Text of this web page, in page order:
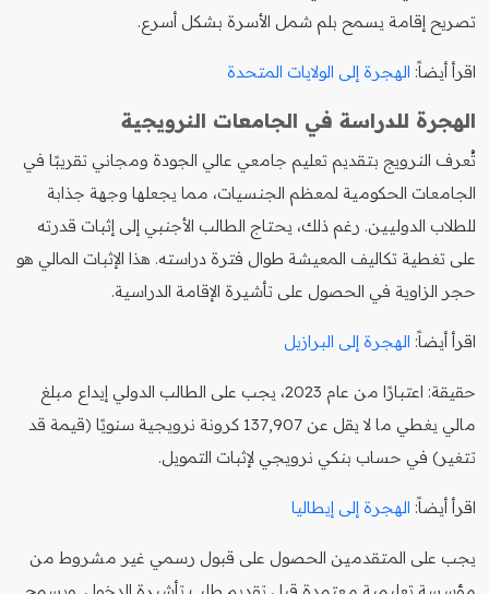
تصريح إقامة يسمح بلم شمل الأسرة بشكل أسرع.
اقرأ أيضاً: الهجرة إلى الولايات المتحدة
الهجرة للدراسة في الجامعات النرويجية
تُعرف النرويج بتقديم تعليم جامعي عالي الجودة ومجاني تقريبًا في
الجامعات الحكومية لمعظم الجنسيات، مما يجعلها وجهة جذابة
للطلاب الدوليين. رغم ذلك، يحتاج الطالب الأجنبي إلى إثبات قدرته
على تغطية تكاليف المعيشة طوال فترة دراسته. هذا الإثبات المالي هو
حجر الزاوية في الحصول على تأشيرة الإقامة الدراسية.
اقرأ أيضاً: الهجرة إلى البرازيل
حقيقة: اعتبارًا من عام 2023، يجب على الطالب الدولي إيداع مبلغ
مالي يغطي ما لا يقل عن 137,907 كرونة نرويجية سنويًا (قيمة قد
تتغير) في حساب بنكي نرويجي لإثبات التمويل.
اقرأ أيضاً: الهجرة إلى إيطاليا
يجب على المتقدمين الحصول على قبول رسمي غير مشروط من